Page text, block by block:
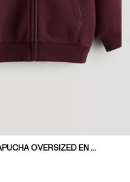
CAMPERA CON CAPUCHA OVERSIZED EN FELPA